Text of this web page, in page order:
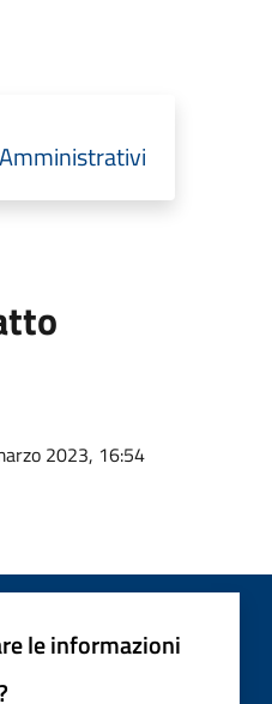
2023, 16:54
le informazioni